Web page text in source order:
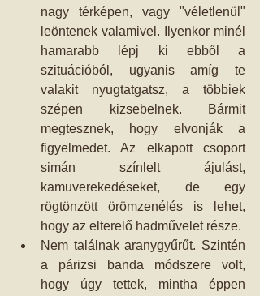
nagy térképen, vagy "véletlenül"
leöntenek valamivel. Ilyenkor minél
hamarabb lépj ki ebből a
szituációból, ugyanis amíg te
valakit nyugtatgatsz, a többiek
szépen kizsebelnek. Bármit
megtesznek, hogy elvonják a
figyelmedet. Az elkapott csoport
simán színlelt ájulást,
kamuverekedéseket, de egy
rögtönzött örömzenélés is lehet,
Nem találnak aranygyűrűt. Szintén
a párizsi banda módszere volt,
hogy úgy tettek, mintha éppen